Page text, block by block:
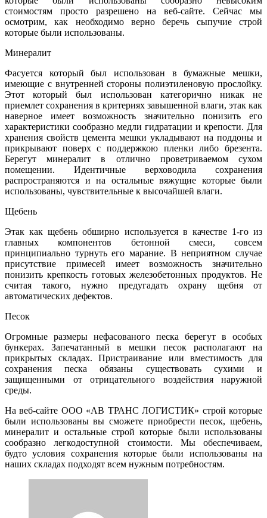
стоимостям просто разрешено на веб-сайте. Сейчас мы
осмотрим, как необходимо верно беречь сыпучие строй
которые были использованы.
Минералит
Фасуется который был использован в бумажные мешки,
имеющие с внутренней стороны полиэтиленовую прослойку.
Этот который был использован категорично никак не
приемлет сохранения в критериях завышенной влаги, этак как
наверное имеет возможность значительно понизить его
характеристики сообразно медли гидратации и крепости. Для
хранения свойств цемента мешки укладывают на поддоны и
прикрывают поверх с поддержкою пленки либо брезента.
Берегут минералит в отлично проветриваемом сухом
помещении. Идентичные верховодила сохранения
распространяются и на остальные вяжущие которые были
использованы, чувствительные к высочайшей влаги.
Щебень
Этак как щебень обширно используется в качестве 1-го из
главных компонентов бетонной смеси, совсем
принципиально турнуть его марание. В неприятном случае
присутствие примесей имеет возможность значительно
понизить крепкость готовых железобетонных продуктов. Не
считая такого, нужно предугадать охрану щебня от
автоматических дефектов.
Песок
Огромные размеры нефасованого песка берегут в особых
бункерах. Запечатанный в мешки песок располагают на
прикрытых складах. Пристраивание или вместимость для
сохранения песка обязаны существовать сухими и
защищенными от отрицательного воздействия наружной
среды.
На веб-сайте ООО «АВ ТРАНС ЛОГИСТИК» строй которые
были использованы вы сможете приобрести песок, щебень,
минералит и остальные строй которые были использованы
сообразно легкодоступной стоимости. Мы обеспечиваем,
будто условия сохранения которые были использованы на
наших складах подходят всем нужным потребностям.